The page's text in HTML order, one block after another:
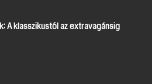
A klasszikustól az extravagánsig